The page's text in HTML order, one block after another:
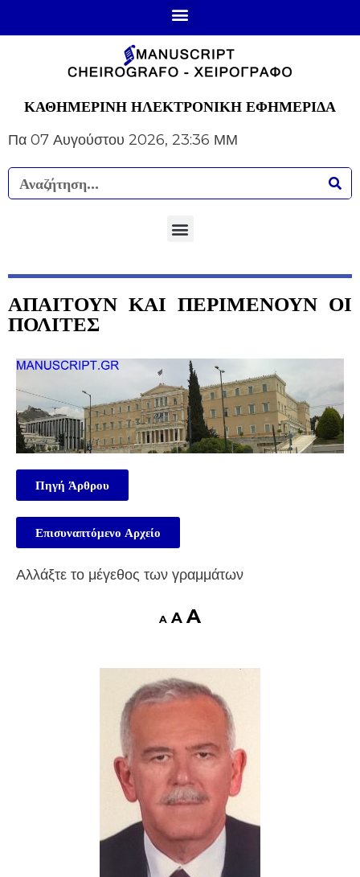
ΚΑΘΗΜΕΡΙΝΗ ΗΛΕΚΤΡΟΝΙΚΗ ΕΦΗΜΕΡΙΔΑ
Πα 07 Αυγούστου 2026, 23:36 ΜΜ
ΑΠΑΙΤΟΥΝ ΚΑΙ ΠΕΡΙΜΕΝΟΥΝ ΟΙ
ΠΟΛΙΤΕΣ
Πηγή Άρθρου
Επισυναπτόμενο Αρχείο
Αλλάξτε το μέγεθος των γραμμάτων
A A A